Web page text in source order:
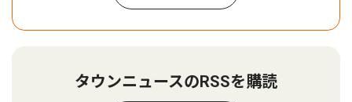
タウンニュースのRSSを購読